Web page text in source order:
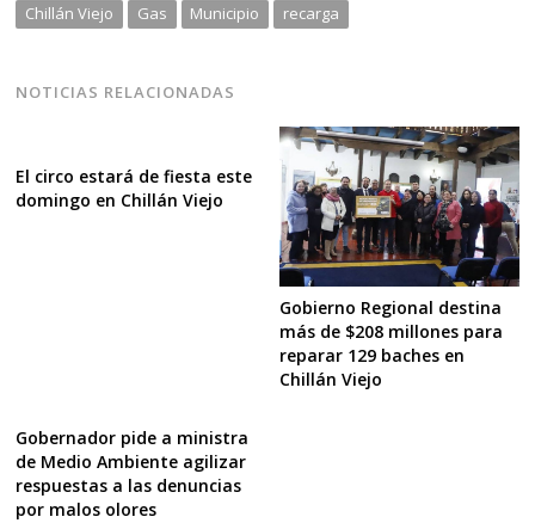
Chillán Viejo Gas Municipio recarga
NOTICIAS RELACIONADAS
El circo estará de fiesta este
domingo en Chillán Viejo
Gobierno Regional destina
más de $208 millones para
reparar 129 baches en
Chillán Viejo
Gobernador pide a ministra
de Medio Ambiente agilizar
respuestas a las denuncias
por malos olores